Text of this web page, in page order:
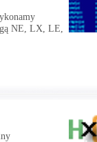
NE, LX, LE,